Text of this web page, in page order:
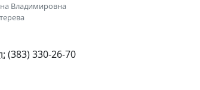
Владимировна
(383) 330-26-70